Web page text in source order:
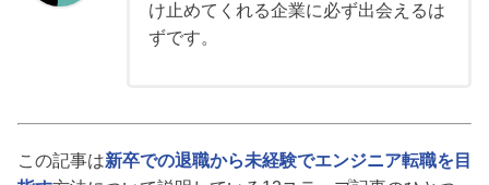
け止めてくれる企業に必ず出会えるは
ずです。
この記事は新卒での退職から未経験でエンジニア転職を目